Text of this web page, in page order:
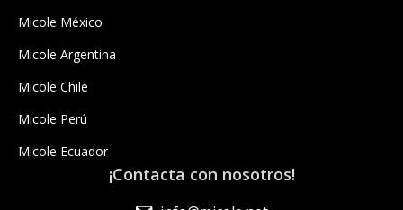
Micole México
Micole Argentina
Micole Chile
Micole Perú
Micole Ecuador
¡Contacta con nosotros!